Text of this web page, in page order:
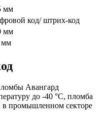
мм
код/ штрих-код
мм
мм
Авангард
до -40 °C, пломба
в промышленном секторе